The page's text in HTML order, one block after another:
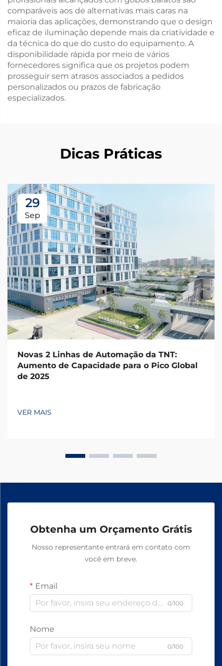
comparáveis aos de alternativas mais caras na
maioria das aplicações, demonstrando que o design
eficaz de iluminação depende mais da criatividade e
da técnica do que do custo do equipamento. A
disponibilidade rápida por meio de vários
fornecedores significa que os projetos podem
prosseguir sem atrasos associados a pedidos
personalizados ou prazos de fabricação
especializados.
Dicas Práticas
29
Sep
Novas 2 Linhas de Automação da TNT:
Aumento de Capacidade para o Pico Global
de 2025
VER MAIS
Obtenha um Orçamento Grátis
Nosso representante entrará em contato com
você em breve.
Email
0/100
Nome
0/100